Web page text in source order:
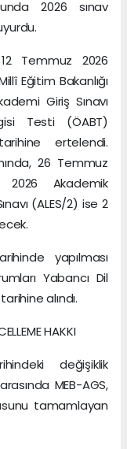
2026 sınav
Temmuz 2026
Eğitim Bakanlığı
Giriş Sınavı
Testi (ÖABT)
ertelendi.
26 Temmuz
2026 Akademik
(ALES/2) ise 2
yapılması
Yabancı Dil
alındı.
HAKKI
değişiklik
MEB-AGS,
tamamlayan